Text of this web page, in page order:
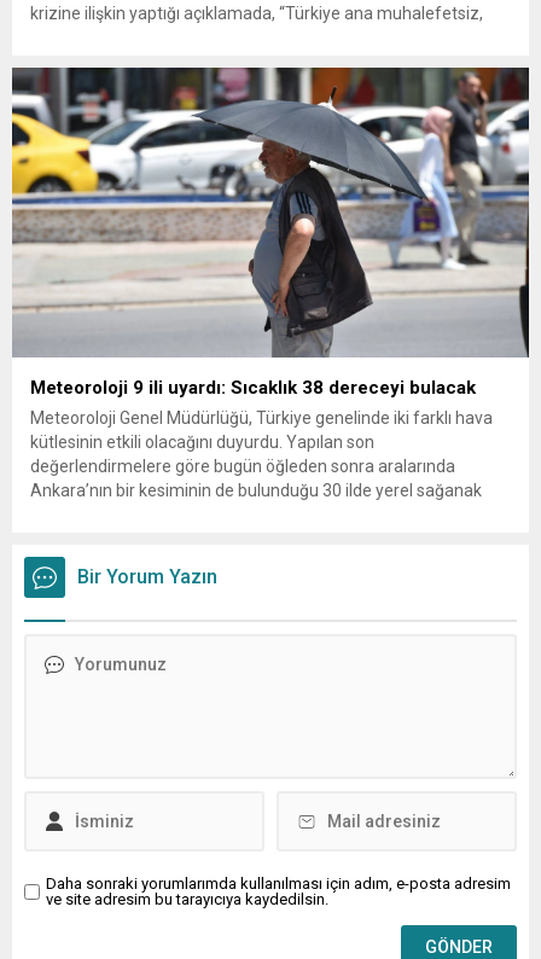
krizine ilişkin yaptığı açıklamada, “Türkiye ana muhalefetsiz,
olun. Türkiye’yi...
Meteoroloji 9 ili uyardı: Sıcaklık 38 dereceyi bulacak
Meteoroloji Genel Müdürlüğü, Türkiye genelinde iki farklı hava
kütlesinin etkili olacağını duyurdu. Yapılan son
değerlendirmelere göre bugün öğleden sonra aralarında
Ankara’nın bir kesiminin de bulunduğu 30 ilde yerel sağanak
üzerine çıkarak yaz değerlerine ulaşacak. Ayrıca...
Bir Yorum Yazın
Daha sonraki yorumlarımda kullanılması için adım, e-posta adresim
ve site adresim bu tarayıcıya kaydedilsin.